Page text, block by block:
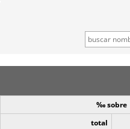
‰ sobre
total